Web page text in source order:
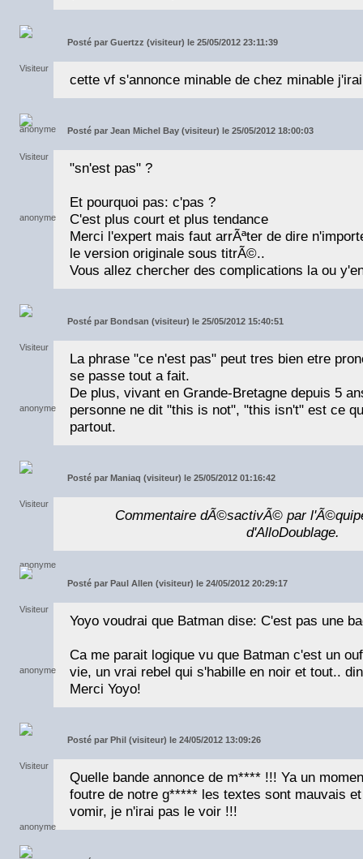
Posté par Guertzz (visiteur) le 25/05/2012 23:11:39
cette vf s'annonce minable de chez minable
Posté par Jean Michel Bay (visiteur) le 25/05/2012 18:00:03
"sn'est pas" ?
Et pourquoi pas: c'pas ?
C'est plus court et plus tendance
Merci l'expert mais faut arrÃªter de dire
le version originale sous titrÃ©..
Vous allez chercher des complications la ou
Posté par Bondsan (visiteur) le 25/05/2012 15:40:51
La phrase "ce n'est pas" peut tres bien etre
se passe tout a fait.
De plus, vivant en Grande-Bretagne depuis 5
personne ne dit "this is not", "this isn't" est ce
partout.
Posté par Maniaq (visiteur) le 25/05/2012 01:16:42
Commentaire dÃ©sactivÃ© par
d'AlloDoublage.
Posté par Paul Allen (visiteur) le 24/05/2012 20:29:17
Yoyo voudrai que Batman dise: C'est pas une
Ca me parait logique vu que Batman c'est un
vie, un vrai rebel qui s'habille en noir et tout..
Merci Yoyo!
Posté par Phil (visiteur) le 24/05/2012 13:09:26
Quelle bande annonce de m**** !!! Ya un
foutre de notre g***** les textes sont mauvais
vomir, je n'irai pas le voir !!!